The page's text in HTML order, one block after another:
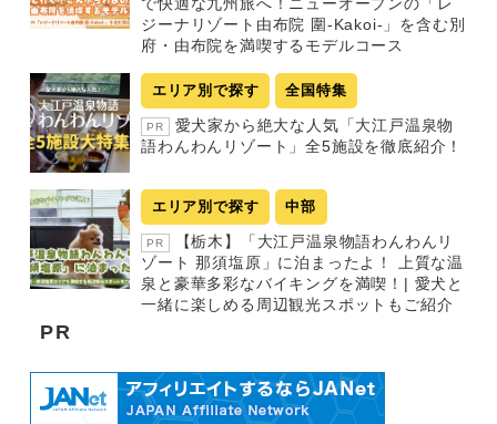
ジーナリゾート由布院 圍-Kakoi-」を含む別
府・由布院を満喫するモデルコース
エリア別で探す 全国特集
PR
愛犬家から絶大な人気「大江戸温泉物
語わんわんリゾート」全5施設を徹底紹介！
エリア別で探す 中部
PR
【栃木】「大江戸温泉物語わんわんリ
ゾート 那須塩原」に泊まったよ！ 上質な温
泉と豪華多彩なバイキングを満喫！| 愛犬と
一緒に楽しめる周辺観光スポットもご紹介
PR